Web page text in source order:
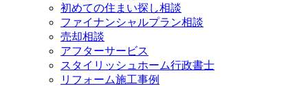
初めての住まい探し相談
ファイナンシャルプラン相談
売却相談
アフターサービス
スタイリッシュホーム行政書士
リフォーム施工事例